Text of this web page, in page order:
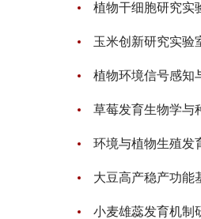
植物干细胞研究实
玉米创新研究实验
植物环境信号感知
草莓发育生物学与
环境与植物生殖发
大豆高产稳产功能
小麦雄蕊发育机制